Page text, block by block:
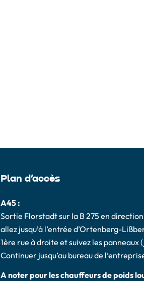
Plan d’accès
A45 :
Sortie Florstadt sur la B 275 en
allez jusqu’à l’entrée d’Ortenberg-
1ère rue à droite et suivez les panneaux
Continuer jusqu’au bureau de
A noter pour les chauffeurs de poids